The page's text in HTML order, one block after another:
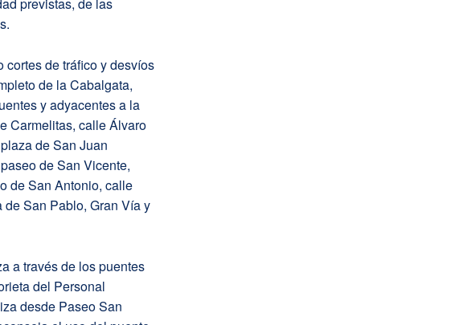
previstas, de las
cortes de tráfico y desvíos
de la Cabalgata,
y adyacentes a la
Carmelitas, calle Álvaro
de San Juan
de San Vicente,
de San Antonio, calle
San Pablo, Gran Vía y
a través de los puentes
del Personal
desde Paseo San